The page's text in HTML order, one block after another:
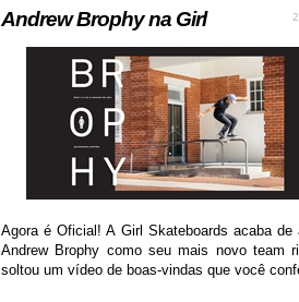
Andrew Brophy na Girl
Agora é Oficial! A Girl Skateboards acaba de
Andrew Brophy como seu mais novo team
soltou um vídeo de boas-vindas que você